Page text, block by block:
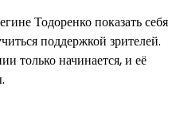
Тодоренко показать себя
поддержкой зрителей.
только начинается, и её